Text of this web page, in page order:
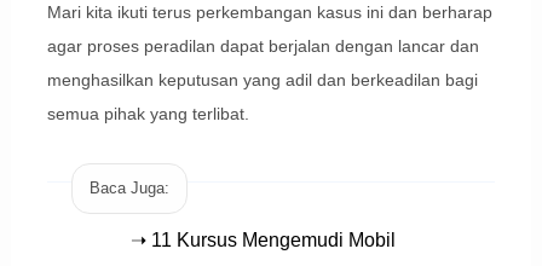
Mari kita ikuti terus perkembangan kasus ini dan berharap
agar proses peradilan dapat berjalan dengan lancar dan
menghasilkan keputusan yang adil dan berkeadilan bagi
semua pihak yang terlibat.
Baca Juga:
➝ 11 Kursus Mengemudi Mobil